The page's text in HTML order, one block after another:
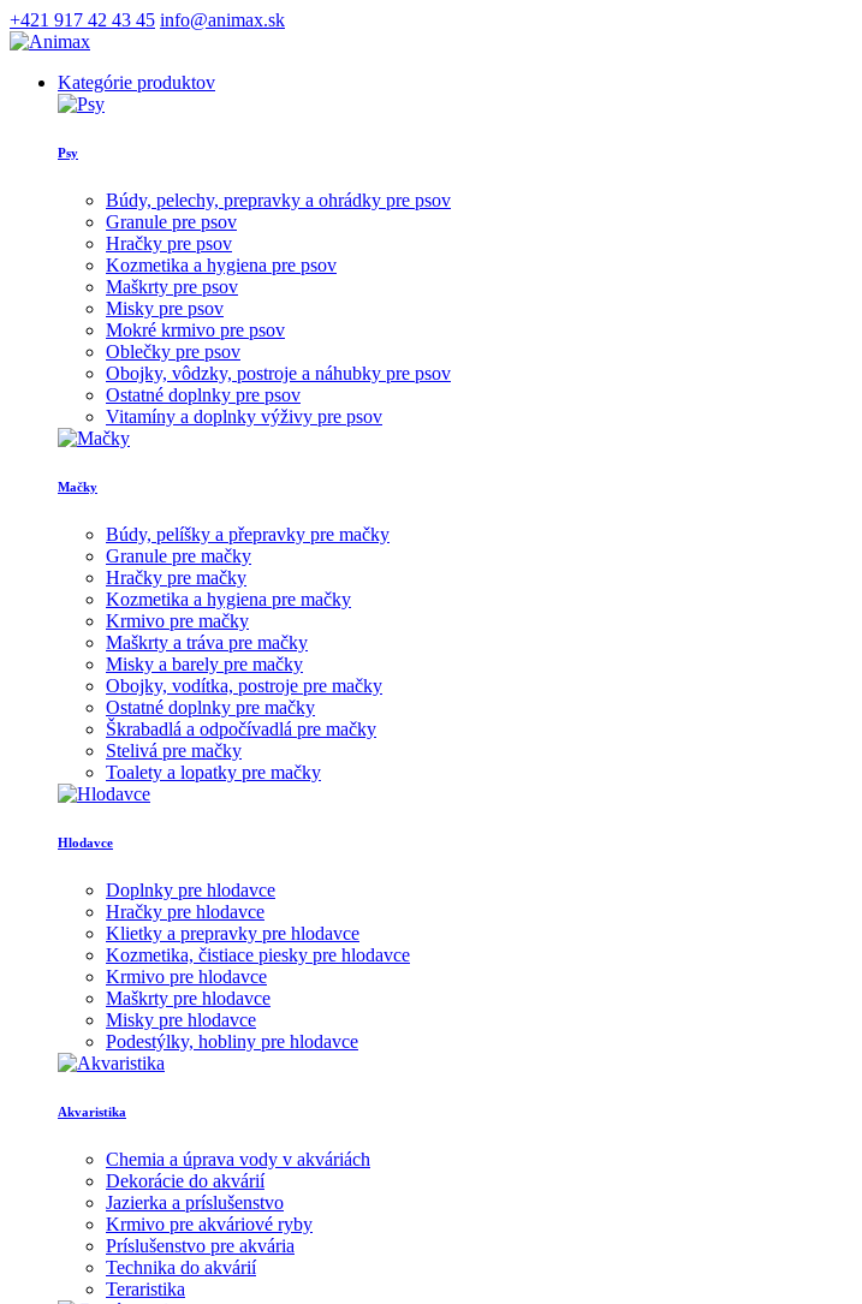
+421 917 42 43 45 info@animax.sk
Kategórie produktov
Psy
Búdy, pelechy, prepravky a ohrádky pre psov
Granule pre psov
Hračky pre psov
Kozmetika a hygiena pre psov
Maškrty pre psov
Misky pre psov
Mokré krmivo pre psov
Oblečky pre psov
Obojky, vôdzky, postroje a náhubky pre psov
Ostatné doplnky pre psov
Vitamíny a doplnky výživy pre psov
Mačky
Búdy, pelíšky a přepravky pre mačky
Granule pre mačky
Hračky pre mačky
Kozmetika a hygiena pre mačky
Krmivo pre mačky
Maškrty a tráva pre mačky
Misky a barely pre mačky
Obojky, vodítka, postroje pre mačky
Ostatné doplnky pre mačky
Škrabadlá a odpočívadlá pre mačky
Stelivá pre mačky
Toalety a lopatky pre mačky
Hlodavce
Doplnky pre hlodavce
Hračky pre hlodavce
Klietky a prepravky pre hlodavce
Kozmetika, čistiace piesky pre hlodavce
Krmivo pre hlodavce
Maškrty pre hlodavce
Misky pre hlodavce
Podestýlky, hobliny pre hlodavce
Akvaristika
Chemia a úprava vody v akváriách
Dekorácie do akvárií
Jazierka a príslušenstvo
Krmivo pre akváriové ryby
Príslušenstvo pre akvária
Technika do akvárií
Teraristika